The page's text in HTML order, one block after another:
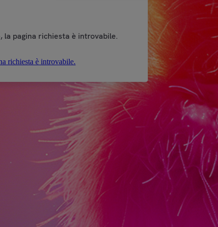
la pagina richiesta è introvabile.
richiesta è introvabile.